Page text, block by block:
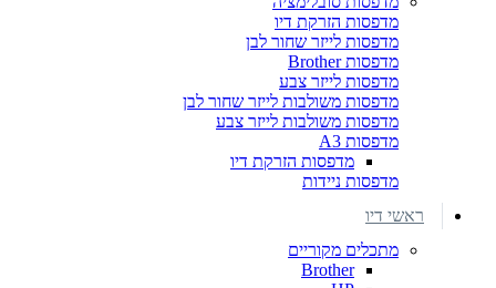
מדפסות הזרקת דיו
מדפסות לייזר שחור לבן
מדפסות Brother
מדפסות לייזר צבע
מדפסות משולבות לייזר שחור לבן
מדפסות משולבות לייזר צבע
מדפסות A3
מדפסות הזרקת דיו
מדפסות ניידות
ראשי דיו
מתכלים מקוריים
Brother